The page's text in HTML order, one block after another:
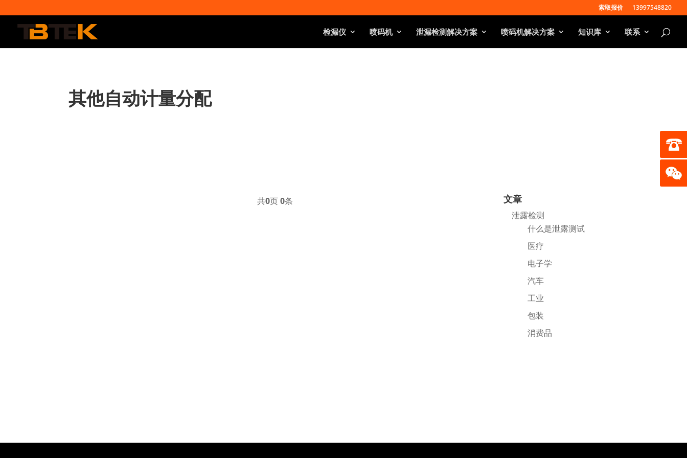
索取报价 13997548820
检漏仪 喷码机 泄漏检测解决方案 喷码机解决方案 知识库 联系
其他自动计量分配
共0页0条 文章
泄露检测
什么是泄露测试
医疗
电子学
汽车
工业
包装
消费品